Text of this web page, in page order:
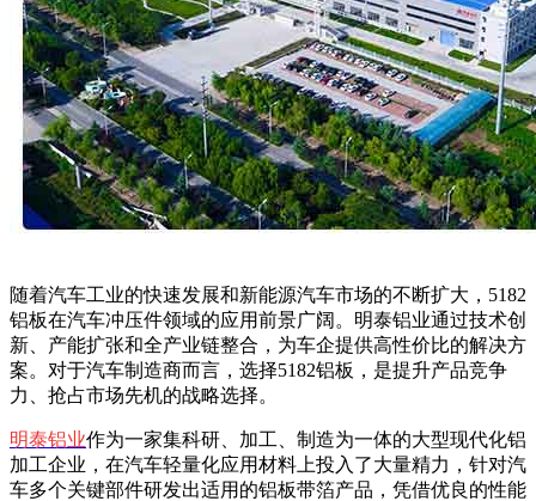
随着汽车工业的快速发展和新能源汽车市场的不断扩大，5182
铝板在汽车冲压件领域的应用前景广阔。明泰铝业通过技术创
新、产能扩张和全产业链整合，为车企提供高性价比的解决方
案。对于汽车制造商而言，选择5182铝板，是提升产品竞争
力、抢占市场先机的战略选择。
明泰铝业作为一家集科研、加工、制造为一体的大型现代化铝
加工企业，在汽车轻量化应用材料上投入了大量精力，针对汽
车多个关键部件研发出适用的铝板带箔产品，凭借优良的性能